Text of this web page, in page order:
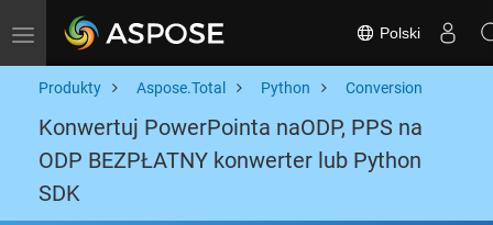
Toggle navigation Polski
Produkty Aspose.Total Python Conversion
Konwertuj PowerPointa naODP, PPS na
ODP BEZPŁATNY konwerter lub Python
SDK